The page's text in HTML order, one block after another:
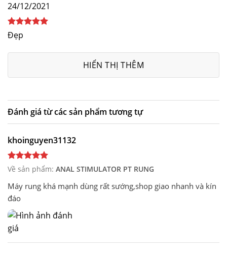
24/12/2021
Được xếp
hạng
Đẹp
HIỂN THỊ THÊM
Đánh giá từ các sản phẩm tương tự
khoinguyen31132
Về sản phẩm: ANAL STIMULATOR PT RUNG
Máy rung khá mạnh dùng rất sướng,shop giao nhanh và kín
đáo